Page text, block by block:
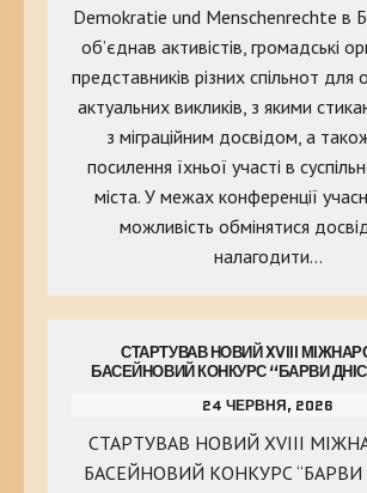
Demokratie und Menschenrechte в
об’єднав активістів, громадські
представників різних спільнот для
актуальних викликів, з якими
з міграційним досвідом, а
посилення їхньої участі в
міста. У межах конференції
можливість обмінятися
налагодити…
СТАРТУВАВ НОВИЙ XVIII
БАСЕЙНОВИЙ КОНКУРС “БАРВИ
24 ЧЕРВНЯ, 2026
СТАРТУВАВ НОВИЙ XVIII
БАСЕЙНОВИЙ КОНКУРС “БАРВИ